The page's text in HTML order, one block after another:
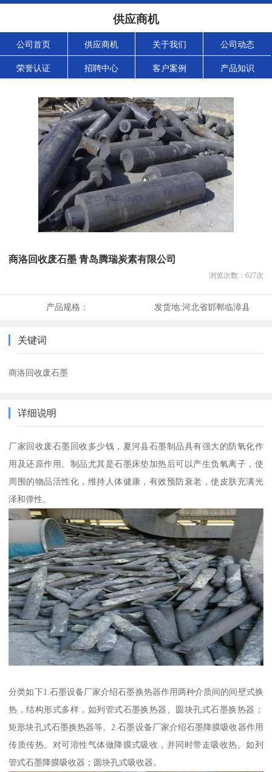
供应商机
公司首页 供应商机 关于我们 公司动态
荣誉认证 招聘中心 客户案例 产品知识
商洛回收废石墨 青岛腾瑞炭素有限公司
浏览次数： 627次
产品规格： 发货地:河北省邯郸临漳县
关键词
商洛回收废石墨
详细说明
厂家回收废石墨回收多少钱，夏河县石墨制品具有强大的防氧化作
用及还原作用。制品尤其是石墨床垫加热后可以产生负氧离子，使
周围的物品活性化，维持人体健康，有效预防衰老，使皮肤充满光
泽和弹性。
分类如下1.石墨设备厂家介绍石墨换热器作用两种介质间的间壁式换
热，结构形式多样，如列管式石墨换热器、圆块孔式石墨换热器；
矩形块孔式石墨换热器等。2.石墨设备厂家介绍石墨降膜吸收器作用
传质传热。对可溶性气体做降膜式吸收，并同时带走吸收热。如列
管式石墨降膜吸收器；圆块孔式吸收器。